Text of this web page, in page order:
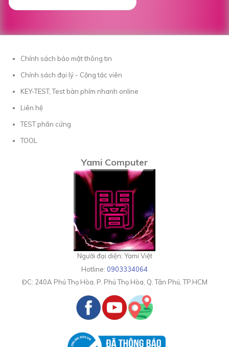
Chính sách bảo mật thông tin
Chính sách đại lý - Cộng tác viên
KEY-TEST, Test bàn phím nhanh online
Liên hệ
TEST phần cứng
TOOL
Yami Computer
Người đại diện: Yami Việt
Hotline: 0903334064
ĐC: 240A Phú Thọ Hòa, P. Phú Thọ Hòa, Q. Tân Phú, TP.HCM